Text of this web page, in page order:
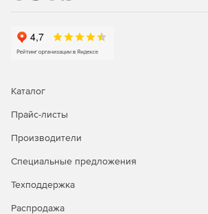
Каталог
Прайс-листы
Производители
Специальные предложения
Техподдержка
Распродажа